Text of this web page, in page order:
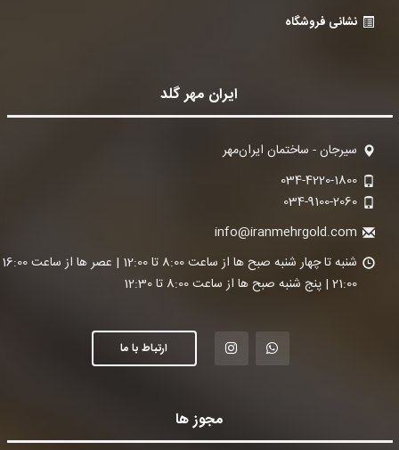
نشانی فروشگاه
ایران مهر گلد
سیرجان - ساختمان ایران‌مهر
034-4220-1800
034-9100-2060
info@iranmehrgold.com
21:00 | پنج شنبه صبح ها از ساعت 8:00 تا 12:30
ارتباط با ما
مجوز ها